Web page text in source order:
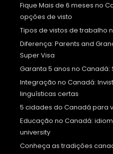
Fique Mais de 6 meses no
opções de visto
Tipos de vistos de trabalho
Diferença: Parents and
Super Visa
Garanta 5 anos no
Integração no Canadá:
linguísticas certas
5 cidades do Canadá para
Educação no Canadá:
university
Conheça as tradições